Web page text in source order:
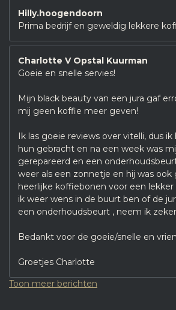
Hilly.hoogendoorn
Prima bedrijf en geweldig lekkere
Charlotte V Opstal Kuurman
Goeie en snelle servies!
Mijn black beauty van een jura gaf
mij geen koffie meer geven!
Ik las goeie reviews over vitelli, dus ik
hun gebracht en na een week was
gerepareerd en een
weer als een zonnetje en hij was
heerlijke koffiebonen voor een lekker
ik weer wens in de buurt ben of de
een onderhoudsbeurt , neem ik
Bedankt voor de goeie/snelle en
Groetjes Charlotte
Toon meer berichten